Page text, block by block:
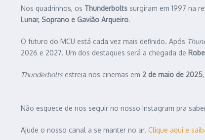
Nos quadrinhos, os Thunderbolts surgiram em 1997 na
Lunar, Soprano e Gavião Arqueiro.
O futuro do MCU está cada vez mais definido. Após
2026 e 2027. Um dos destaques será a chegada de
Thunderbolts estreia nos cinemas em 2 de maio de 2025
Não esquece de nos seguir no nosso Instagram pra
Ajude o nosso canal a se manter no ar. Clique aqui e